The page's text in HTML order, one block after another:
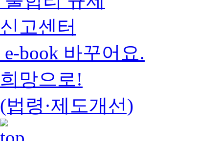
신고센터
e-book 바꾸어요.
희망으로!
(법령·제도개선)